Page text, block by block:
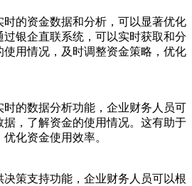
的资金数据和分析，可以显著优化
银企直联系统，可以实时获取和分
用情况，及时调整资金策略，优化
的数据分析功能，企业财务人员可
据，了解资金的使用情况。这有助于
化资金使用效率。
策支持功能，企业财务人员可以根